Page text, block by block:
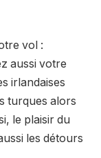
vol :
aussi votre
irlandaises
turques alors
le plaisir du
les détours